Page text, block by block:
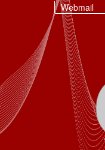
Webmail